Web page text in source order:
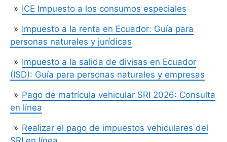
ICE Impuesto a los consumos especiales
Impuesto a la renta en Ecuador: Guía para
personas naturales y jurídicas
Impuesto a la salida de divisas en Ecuador
(ISD): Guía para personas naturales y empresas
Pago de matrícula vehicular SRI 2026: Consulta
en línea
Realizar el pago de impuestos vehiculares del